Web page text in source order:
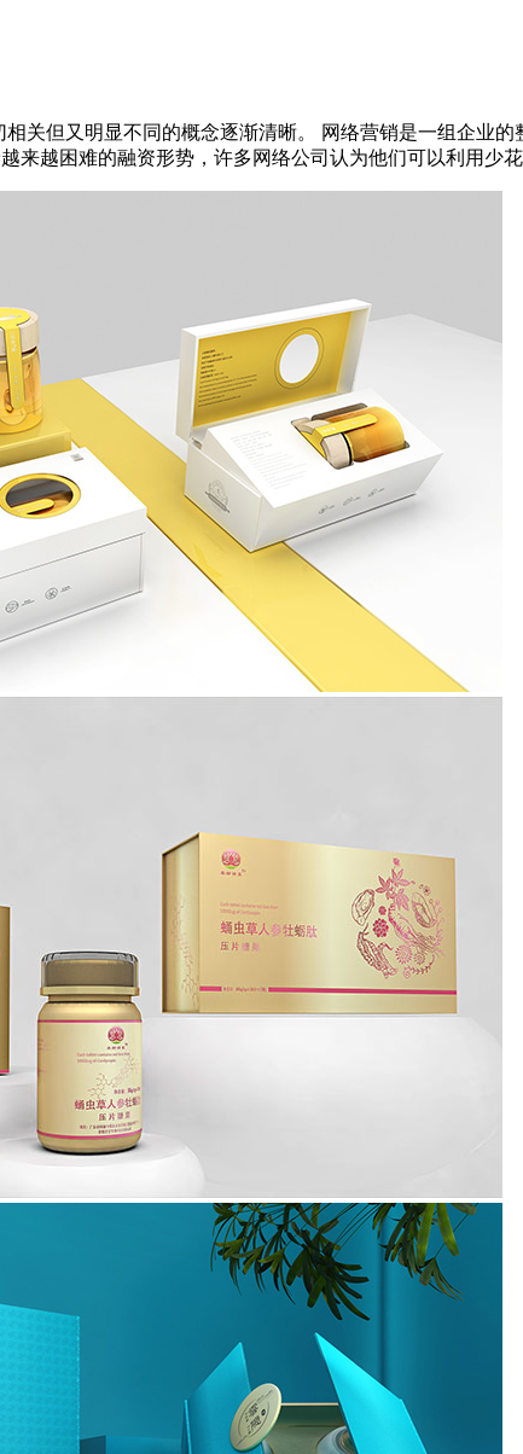
关但又明显不同的概念逐渐清晰。 网络营销是一组企业
来越困难的融资形势，许多网络公司认为他们可以利用